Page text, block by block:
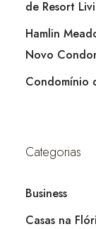
de Resort
Hamlin
Novo
Condomínio
Categorias
Business
Casas na